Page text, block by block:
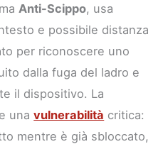
Anti-Scippo, usa
e possibile distanza
per riconoscere uno
dalla fuga del ladro e
il dispositivo. La
unavulnerabilità critica:
mentre è già sbloccato,